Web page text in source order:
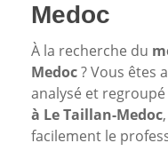
Medoc
À la recherche du
Medoc? Vous êtes
analysé et regroupé
à Le Taillan-Medoc
facilement le